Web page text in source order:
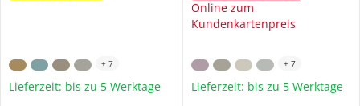
+ 7
Lieferzeit: bis zu 5 Werktage
Online zum
Kundenkartenpreis
+ 7
Lieferzeit: bis zu 5 Werktage